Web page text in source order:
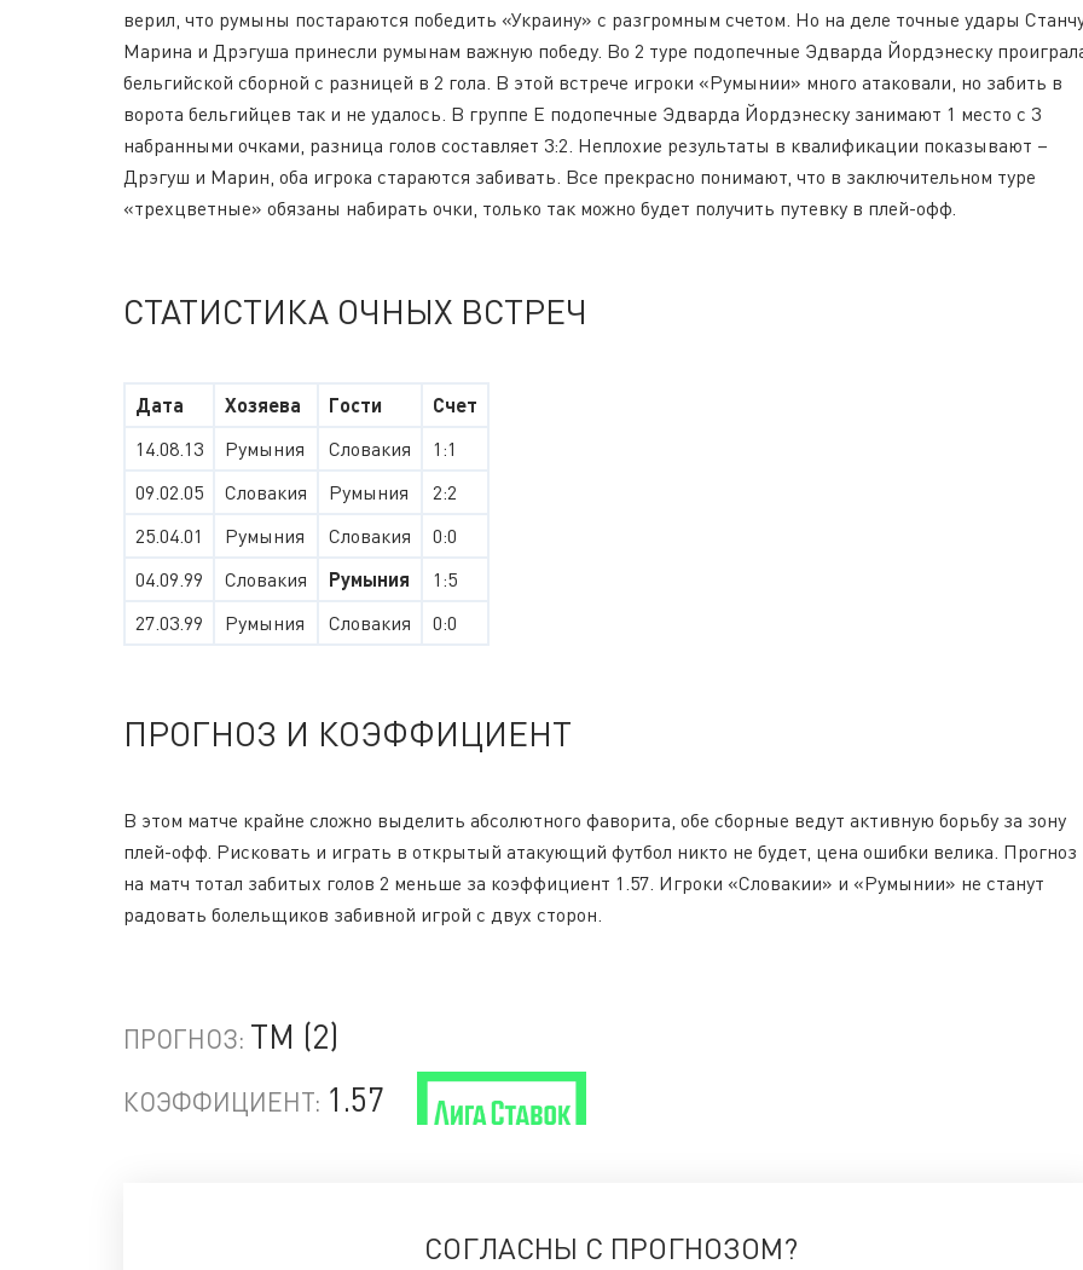
верил, что румыны постараются победить «Украину» с разгромным счетом. Но на деле точные удары
Марина и Дрэгуша принесли румынам важную победу. Во 2 туре подопечные Эдварда Йордэнеску
бельгийской сборной с разницей в 2 гола. В этой встрече игроки «Румынии» много атаковали, но забить в
ворота бельгийцев так и не удалось. В группе Е подопечные Эдварда Йордэнеску занимают 1 место с 3
набранными очками, разница голов составляет 3:2. Неплохие результаты в квалификации показывают –
Дрэгуш и Марин, оба игрока стараются забивать. Все прекрасно понимают, что в заключительном туре
«трехцветные» обязаны набирать очки, только так можно будет получить путевку в плей-офф.
СТАТИСТИКА ОЧНЫХ ВСТРЕЧ
Дата Хозяева Гости Счет
14.08.13 Румыния Словакия
1:1
09.02.05
Словакия Румыния
2:2
25.04.01
Румыния Словакия
0:0
04.09.99
Словакия Румыния
1:5
27.03.99
Румыния Словакия 0:0
ПРОГНОЗ И КОЭФФИЦИЕНТ
В этом матче крайне сложно выделить абсолютного фаворита, обе сборные ведут активную борьбу за зону
плей-офф. Рисковать и играть в открытый атакующий футбол никто не будет, цена ошибки велика. Прогноз
на матч тотал забитых голов 2 меньше за коэффициент 1.57. Игроки «Словакии» и «Румынии» не станут
радовать болельщиков забивной игрой с двух сторон.
ПРОГНОЗ: ТМ (2)
КОЭФФИЦИЕНТ: 1.57
СОГЛАСНЫ С ПРОГНОЗОМ?